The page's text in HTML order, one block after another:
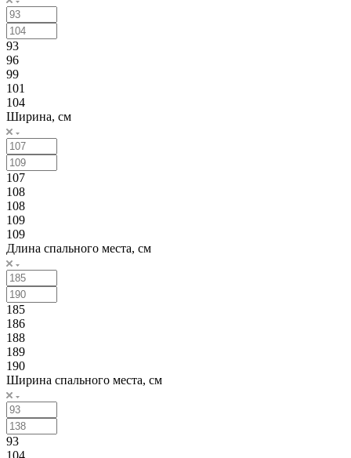
93
96
99
101
104
Ширина, см
107
108
108
109
109
Длина спального места, см
185
186
188
189
190
Ширина спального места, см
93
104